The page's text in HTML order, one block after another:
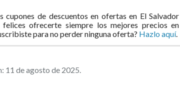
cupones de descuentos en ofertas en El Salvador
ofrecerte siempre los mejores precios en
para no perder ninguna oferta? Hazlo aquí.
11 de agosto de 2025.